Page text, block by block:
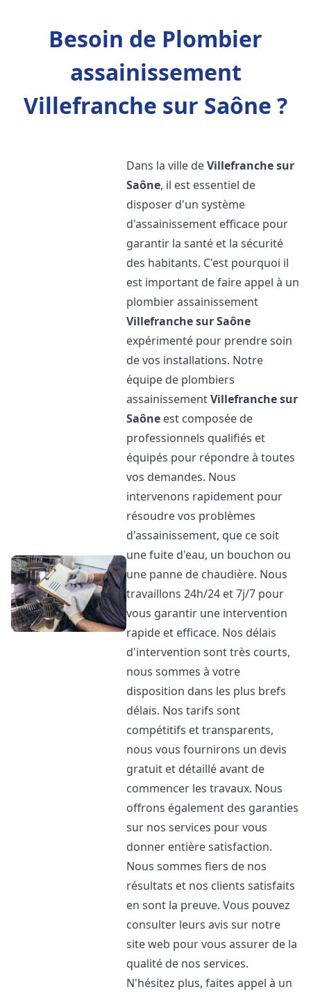
Besoin de Plombier
assainissement
Villefranche sur Saône ?
Dans la ville deVillefranche sur
Saône, il est essentiel de
disposer d'un système
d'assainissement efficace pour
garantir la santé et la sécurité
des habitants. C'est pourquoi il
est important de faire appel à un
plombier assainissement
Villefranche sur Saône
expérimenté pour prendre soin
de vos installations. Notre
équipe de plombiers
assainissementVillefranche sur
Saône est composée de
professionnels qualifiés et
équipés pour répondre à toutes
vos demandes. Nous
intervenons rapidement pour
résoudre vos problèmes
d'assainissement, que ce soit
une fuite d'eau, un bouchon ou
une panne de chaudière. Nous
travaillons 24h/24 et 7j/7 pour
vous garantir une intervention
rapide et efficace. Nos délais
d'intervention sont très courts,
nous sommes à votre
disposition dans les plus brefs
délais. Nos tarifs sont
compétitifs et transparents,
nous vous fournirons un devis
gratuit et détaillé avant de
commencer les travaux. Nous
offrons également des garanties
sur nos services pour vous
donner entière satisfaction.
Nous sommes fiers de nos
résultats et nos clients satisfaits
en sont la preuve. Vous pouvez
consulter leurs avis sur notre
site web pour vous assurer de la
qualité de nos services.
N'hésitez plus, faites appel à un